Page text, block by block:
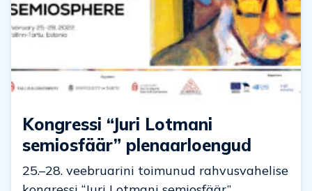
Kongressi “Juri Lotmani
semiosfäär” plenaarloengud
25.–28. veebruarini toimunud rahvusvahelise